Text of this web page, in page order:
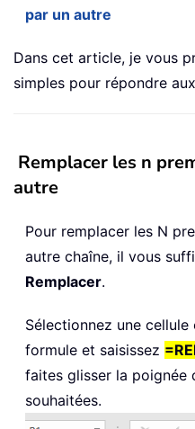
par un autre
Dans cet article, je vous
simples pour répondre
Remplacer les n
autre
Pour remplacer les N
autre chaîne, il vous
Remplacer.
Sélectionnez une
formule et saisissez
faites glisser la poignée
souhaitées.